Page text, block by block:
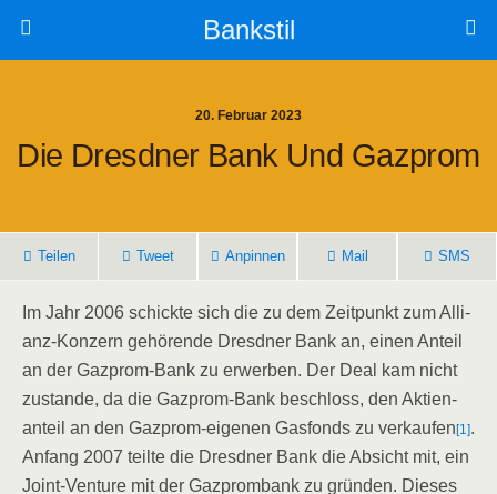
Bankstil
20. Februar 2023
Die Dresd­ner Bank Und Gazprom
Tei­len Tweet Anpin­nen Mail SMS
Im Jahr 2006 schick­te sich die zu dem Zeit­punkt zum Alli­
anz-Kon­zern gehö­ren­de Dresd­ner Bank an, einen Anteil
an der Gaz­prom-Bank zu erwer­ben. Der Deal kam nicht
zustan­de, da die Gaz­prom-Bank beschloss, den Akti­en­
an­teil an den Gaz­prom-eige­nen Gas­fonds zu ver­kau­fen [1].
Anfang 2007 teil­te die Dresd­ner Bank die Absicht mit, ein
Joint-Ven­ture mit der Gaz­prom­bank zu grün­den. Die­ses